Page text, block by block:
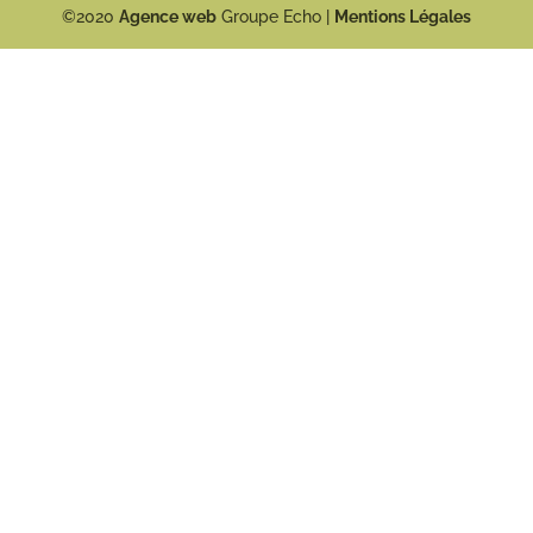
©2020 Agence webGroupe Echo | Mentions Légales